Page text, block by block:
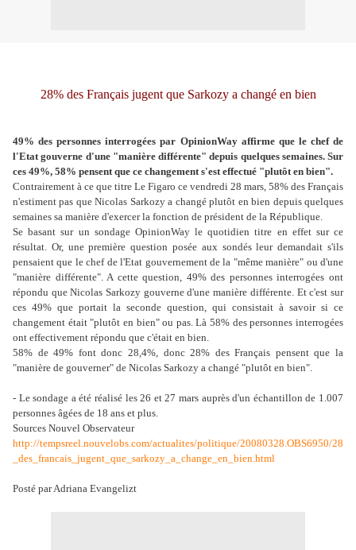
28% des Français jugent que Sarkozy a changé en bien
49% des personnes interrogées par OpinionWay affirme que le chef de
l'Etat gouverne d'une "manière différente" depuis quelques semaines. Sur
ces 49%, 58% pensent que ce changement s'est effectué "plutôt en bien".
Contrairement à ce que titre Le Figaro ce vendredi 28 mars, 58% des Français
n'estiment pas que Nicolas Sarkozy a changé plutôt en bien depuis quelques
semaines sa manière d'exercer la fonction de président de la République.
Se basant sur un sondage OpinionWay le quotidien titre en effet sur ce
résultat. Or, une première question posée aux sondés leur demandait s'ils
pensaient que le chef de l'Etat gouvernement de la "même manière" ou d'une
"manière différente". A cette question, 49% des personnes interrogées ont
répondu que Nicolas Sarkozy gouverne d'une manière différente. Et c'est sur
ces 49% que portait la seconde question, qui consistait à savoir si ce
changement était "plutôt en bien" ou pas. Là 58% des personnes interrogées
ont effectivement répondu que c'était en bien.
58% de 49% font donc 28,4%, donc 28% des Français pensent que la
"manière de gouverner" de Nicolas Sarkozy a changé "plutôt en bien".
- Le sondage a été réalisé les 26 et 27 mars auprès d'un échantillon de 1.007
personnes âgées de 18 ans et plus.
Sources Nouvel Observateur
http://tempsreel.nouvelobs.com/actualites/politique/20080328.OBS6950/28
_des_francais_jugent_que_sarkozy_a_change_en_bien.html
Posté par Adriana Evangelizt